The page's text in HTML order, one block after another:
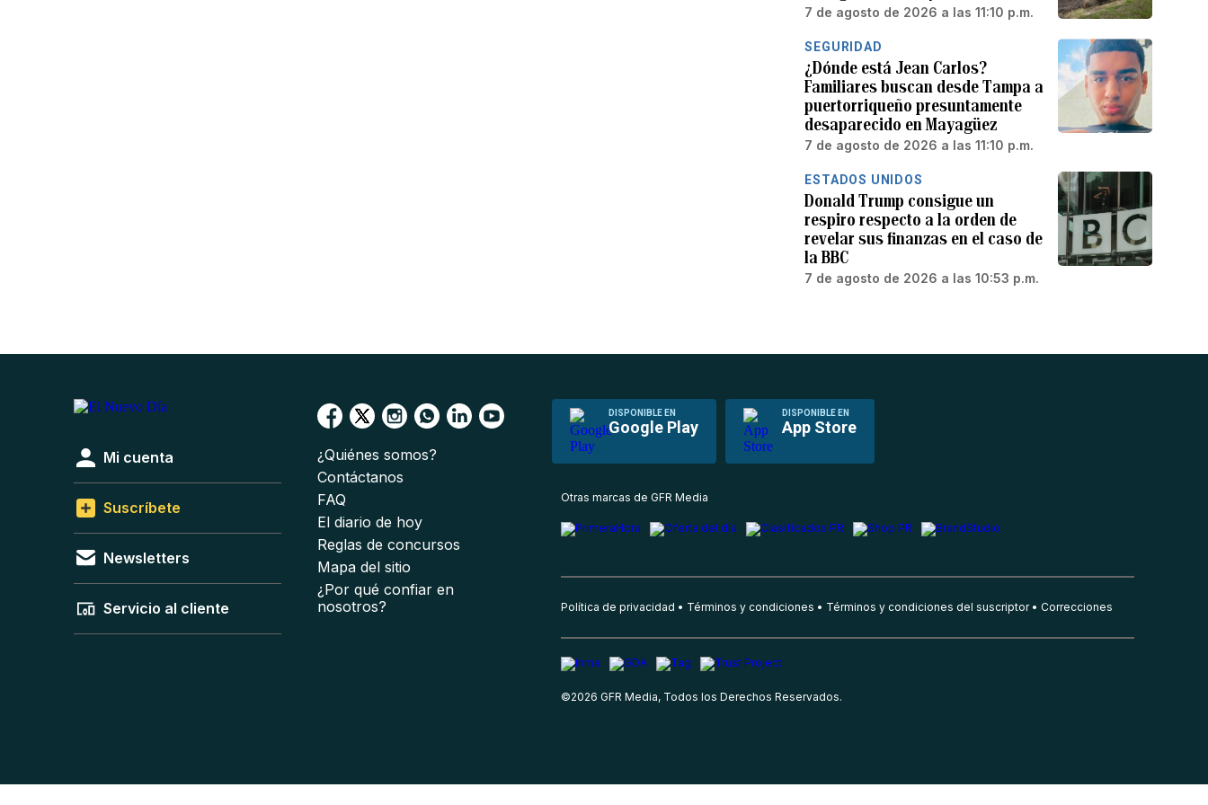
7 de agosto de 2026 a las 11:10 p.m.
SEGURIDAD
¿Dónde está Jean Carlos?
Familiares buscan desde Tampa a
puertorriqueño presuntamente
desaparecido en Mayagüez
7 de agosto de 2026 a las 11:10 p.m.
ESTADOS UNIDOS
Donald Trump consigue un
respiro respecto a la orden de
revelar sus finanzas en el caso de
la BBC
7 de agosto de 2026 a las 10:53 p.m.
DISPONIBLE EN
Google Play
DISPONIBLE EN
App Store
Mi cuenta
Suscríbete
Newsletters
Servicio al cliente
¿Quiénes somos?
Contáctanos
FAQ
El diario de hoy
Reglas de concursos
Mapa del sitio
¿Por qué confiar en
nosotros?
Otras marcas de GFR Media
Política de privacidad Términos y condiciones Términos y condiciones del suscriptor Correcciones
©2026 GFR Media, Todos los Derechos Reservados.